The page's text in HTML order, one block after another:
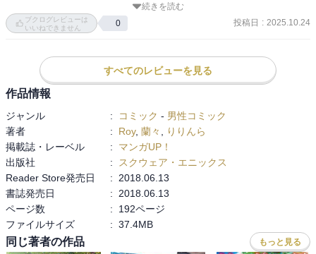
前世ブラック企業勤務だったから自分に関わる人たちは絶対ブラッ
クな環境にさせないぞ！って心がけも泣ける
続きを読む
ブクログレビューは
いいねできません
0 投稿日 : 2025.10.24
すべてのレビューを見る
作品情報
ジャンル : コミック - 男性コミック
著者
: Roy, 蘭々
りりんら
掲載誌・レーベル
:
マンガUP！
出版社
:
スクウェア・エニックス
Reader Store発売日
:
2018.06.13
書誌発売日
:
2018.06.13
ページ数
:
192ページ
ファイルサイズ
: 37.4MB
同じ著者の作品 もっと見る